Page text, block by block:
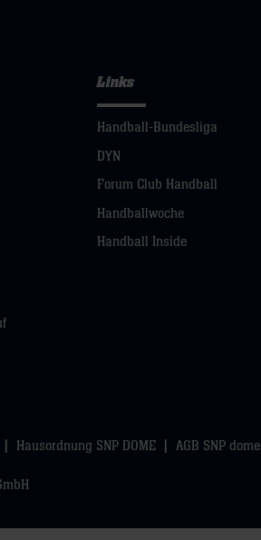
Links
Handball-Bundesliga
DYN
Forum Club Handball
Handballwoche
Handball Inside
Hausordnung SNP DOME AGB SNP dome